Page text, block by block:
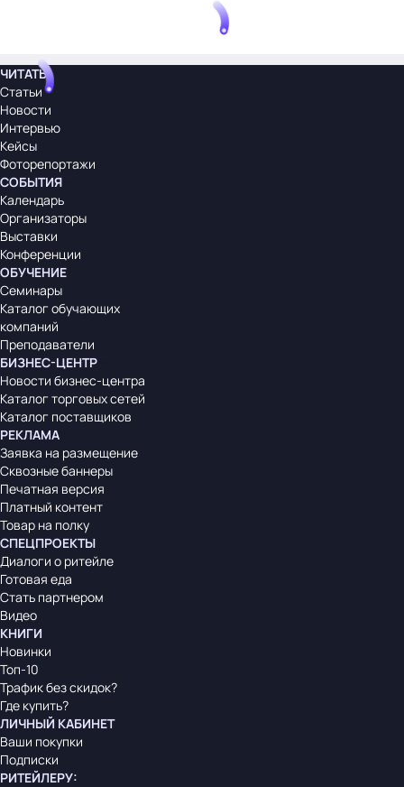
ЧИТАТЬ
Статьи
Новости
Интервью
Кейсы
Фоторепортажи
СОБЫТИЯ
Календарь
Организаторы
Выставки
Конференции
ОБУЧЕНИЕ
Семинары
Каталог обучающих
компаний
Преподаватели
БИЗНЕС-ЦЕНТР
Новости бизнес-центра
Каталог торговых сетей
Каталог поставщиков
РЕКЛАМА
Заявка на размещение
Сквозные баннеры
Печатная версия
Платный контент
Товар на полку
СПЕЦПРОЕКТЫ
Диалоги о ритейле
Готовая еда
Стать партнером
Видео
КНИГИ
Новинки
Топ-10
Трафик без скидок?
Где купить?
ЛИЧНЫЙ КАБИНЕТ
Ваши покупки
Подписки
РИТЕЙЛЕРУ: